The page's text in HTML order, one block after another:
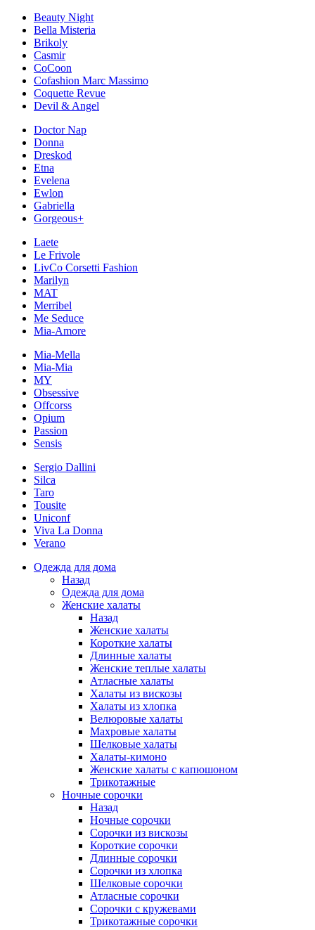
Beauty Night
Bella Misteria
Brikoly
Casmir
CoCoon
Cofashion Marc Massimo
Coquette Revue
Devil & Angel
Doctor Nap
Donna
Dreskod
Etna
Evelena
Ewlon
Gabriella
Gorgeous+
Laete
Le Frivole
LivCo Corsetti Fashion
Marilyn
MAT
Merribel
Me Seduce
Mia-Amore
Mia-Mella
Mia-Mia
MY
Obsessive
Offcorss
Opium
Passion
Sensis
Sergio Dallini
Silca
Taro
Tousite
Uniconf
Viva La Donna
Verano
Одежда для дома
Назад
Одежда для дома
Женские халаты
Назад
Женские халаты
Короткие халаты
Длинные халаты
Женские теплые халаты
Атласные халаты
Халаты из вискозы
Халаты из хлопка
Велюровые халаты
Махровые халаты
Шелковые халаты
Халаты-кимоно
Женские халаты с капюшоном
Трикотажные
Ночные сорочки
Назад
Ночные сорочки
Сорочки из вискозы
Короткие сорочки
Длинные сорочки
Сорочки из хлопка
Шелковые сорочки
Атласные сорочки
Сорочки с кружевами
Трикотажные сорочки